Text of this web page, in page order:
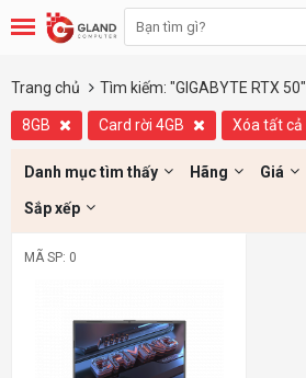
Trang chủ Tìm kiếm: "GIGABYTE RTX 50"
8GB Card rời 4GB Xóa tất cả
Danh mục tìm thấy Hãng Giá
Sắp xếp
MÃ SP: 0